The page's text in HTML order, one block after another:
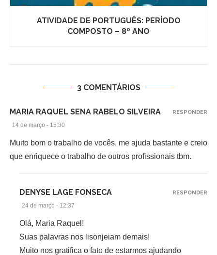
ATIVIDADE DE PORTUGUÊS: PERÍODO
COMPOSTO – 8º ANO
3 COMENTÁRIOS
MARIA RAQUEL SENA RABELO SILVEIRA
14 de março - 15:30
Muito bom o trabalho de vocês, me ajuda bastante e creio
que enriquece o trabalho de outros profissionais tbm.
RESPONDER
DENYSE LAGE FONSECA
24 de março - 12:37
Olá, Maria Raquel!
Suas palavras nos lisonjeiam demais!
Muito nos gratifica o fato de estarmos ajudando
RESPONDER